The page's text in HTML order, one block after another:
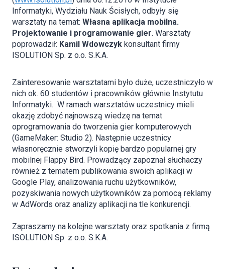
Informatyki, Wydziału Nauk Ścisłych, odbyły się
warsztaty na temat: Własna aplikacja mobilna.
Projektowanie i programowanie gier. Warsztaty
poprowadził: Kamil Wdowczyk konsultant firmy
ISOLUTION Sp. z o.o. S.K.A.
Zainteresowanie warsztatami było duże, uczestniczyło w
nich ok. 60 studentów i pracowników głównie Instytutu
Informatyki. W ramach warsztatów uczestnicy mieli
okazję zdobyć najnowszą wiedzę na temat
oprogramowania do tworzenia gier komputerowych
(GameMaker: Studio 2). Następnie uczestnicy
własnoręcznie stworzyli kopię bardzo popularnej gry
mobilnej Flappy Bird. Prowadzący zapoznał słuchaczy
również z tematem publikowania swoich aplikacji w
Google Play, analizowania ruchu użytkowników,
pozyskiwania nowych użytkowników za pomocą reklamy
w AdWords oraz analizy aplikacji na tle konkurencji.
Zapraszamy na kolejne warsztaty oraz spotkania z firmą
ISOLUTION Sp. z o.o. S.K.A.